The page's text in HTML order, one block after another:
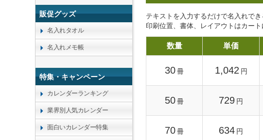
テキストを入力するだけで名入れでき
印刷位置、書体、レイアウトはカート
数量 単価
30冊 1,042 円
50冊 729 円
70冊 634 円
販促グッズ
名入れタオル
名入れメモ帳
特集・キャンペーン
カレンダーランキング
業界別人気カレンダー
面白いカレンダー特集